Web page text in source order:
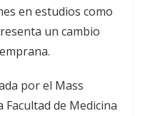
en estudios como
un cambio
por el Mass
de Medicina